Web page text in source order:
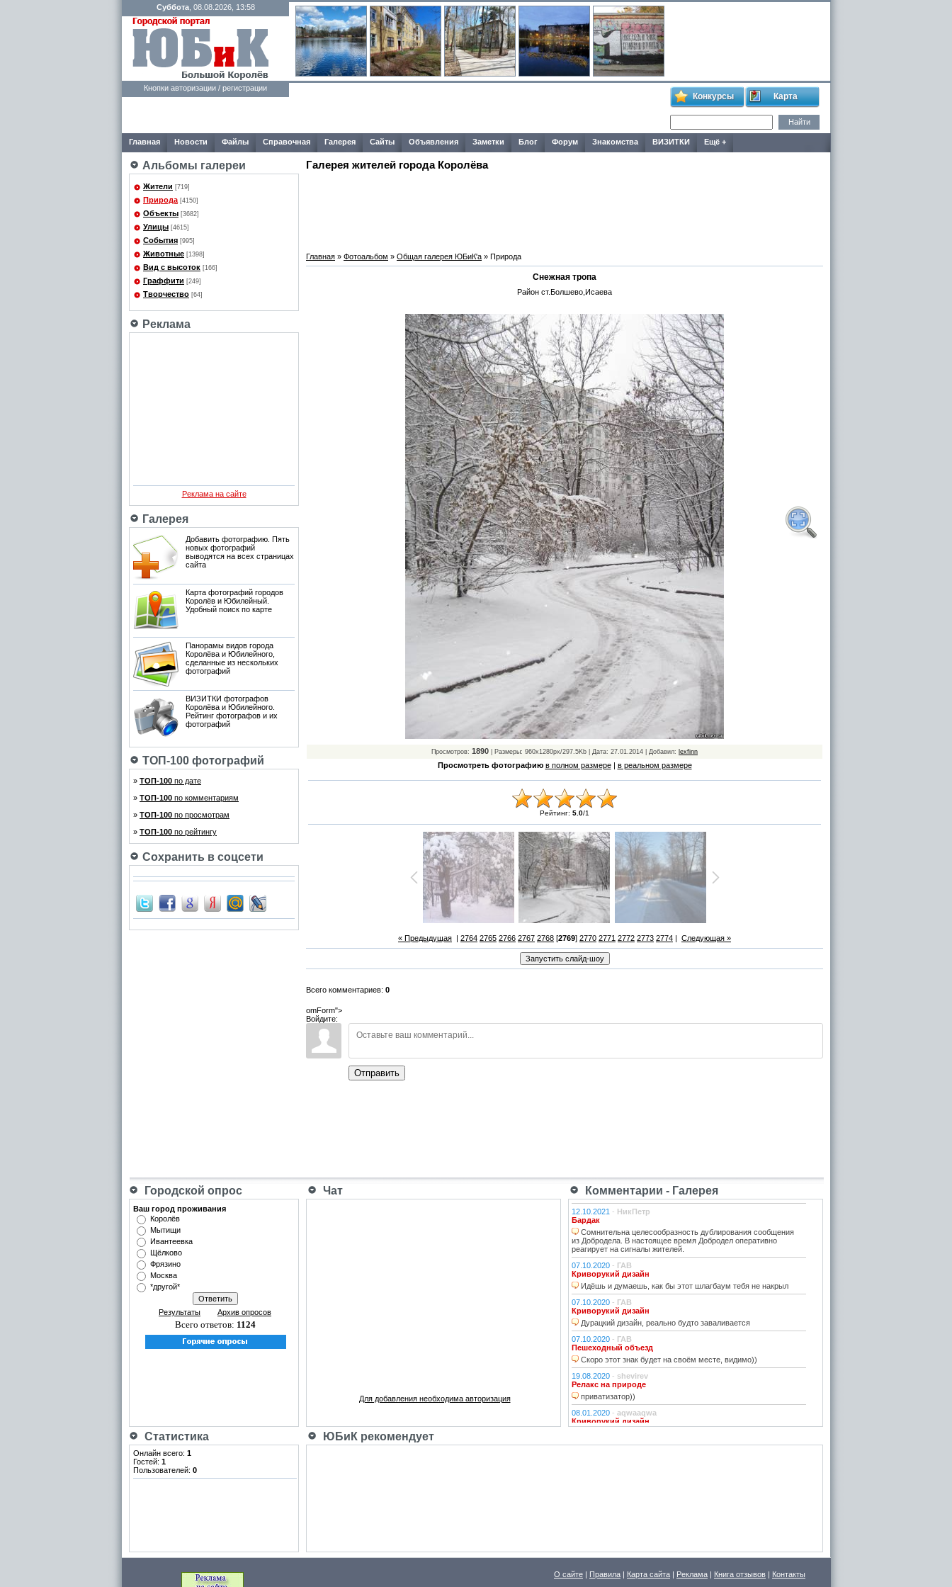
Суббота, 08.08.2026, 13:58
Кнопки авторизации / регистрации
Конкурсы Карта
Главная Новости Файлы Справочная Галерея Сайты Объявления Заметки Блог Форум Знакомства ВИЗИТКИ Ещё +
Альбомы галереи
Жители [719]
Природа [4150]
Объекты [3682]
Улицы [4615]
События [995]
Животные [1398]
Вид с высоток [166]
Граффити [249]
Творчество [64]
Реклама
Реклама на сайте
Галерея
Добавить фотографию. Пять
новых фотографий
выводятся на всех страницах
сайта
Карта фотографий городов
Королёв и Юбилейный.
Удобный поиск по карте
Панорамы видов города
Королёва и Юбилейного,
сделанные из нескольких
фотографий
ВИЗИТКИ фотографов
Королёва и Юбилейного.
Рейтинг фотографов и их
фотографий
ТОП-100 фотографий
» ТОП-100 по дате
» ТОП-100 по комментариям
» ТОП-100 по просмотрам
» ТОП-100 по рейтингу
Сохранить в соцсети
Галерея жителей города Королёва
Главная » Фотоальбом » Общая галерея ЮБиК'a » Природа
Снежная тропа
Район ст.Болшево,Исаева
Просмотров: 1890 | Размеры: 960x1280px/297.5Kb | Дата: 27.01.2014 | Добавил: lexfinn
Просмотреть фотографию в полном размере| в реальном размере
Рейтинг: 5.0/1
« Предыдущая | 2764 2765 2766 2767 2768 [2769] 2770 2771 2772 2773 2774 | Следующая »
Всего комментариев: 0
omForm">
Войдите:
Отправить
Городской опрос Чат Комментарии - Галерея
Ваш город проживания
Королёв
Мытищи
Ивантеевка
Щёлково
Фрязино
Москва
*другой*
Результаты Архив опросов
Всего ответов: 1124
Для добавления необходима авторизация
12.10.2021 - НикПетр
Бардак
Сомнительна целесообразность дублирования сообщения
из Добродела. В настоящее время Добродел оперативно
реагирует на сигналы жителей.
07.10.2020 - ГАВ
Криворукий дизайн
Идёшь и думаешь, как бы этот шлагбаум тебя не накрыл
07.10.2020 - ГАВ
Криворукий дизайн
Дурацкий дизайн, реально будто заваливается
07.10.2020 - ГАВ
Пешеходный объезд
Скоро этот знак будет на своём месте, видимо))
19.08.2020 - shevirev
Релакс на природе
приватизатор))
08.01.2020 - aqwaaqwa
Криворукий дизайн
По предпросмотру фото показалось, что это гриб в листьях
Статистика ЮБиК рекомендует
Онлайн всего: 1
Гостей: 1
Пользователей: 0
О сайте | Правила | Карта сайта | Реклама | Книга отзывов | Контакты